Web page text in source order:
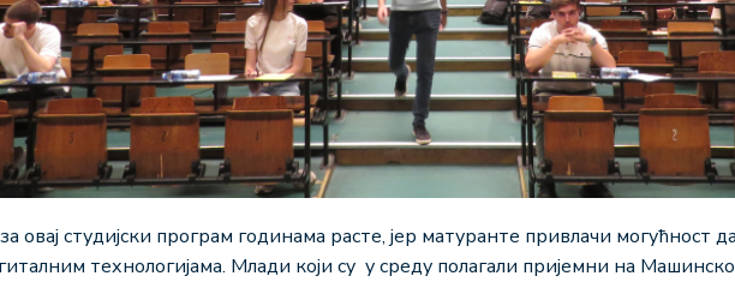
овај студијски програм годинама расте, јер матуранте привлачи могућност
технологијама. Млади који су у среду полагали пријемни на